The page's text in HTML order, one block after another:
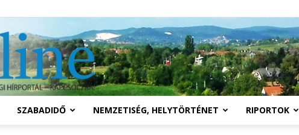
Solymár
SZABADIDŐ NEMZETISÉG, HELYTÖRTÉNET RIPORTOK